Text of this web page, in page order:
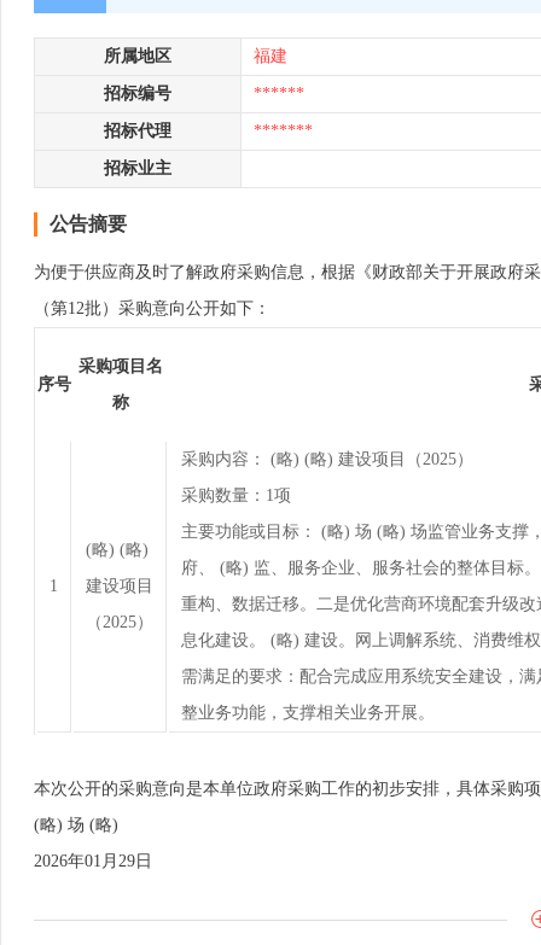
所属地区 福建
招标编号 ******
招标代理 *******
招标业主
公告摘要
为便于供应商及时了解政府采购信息，根据《财政部关于开展政府
（第12批）采购意向公开如下：
序号
采购项目名
称
1
(略) (略)
建设项目
（2025）
采购内容： (略) (略) 建设项目（2025）
采购数量：1项
主要功能或目标： (略) 场 (略) 场监管业务支撑
府、 (略) 监、服务企业、服务社会的整体目标
重构、数据迁移。二是优化营商环境配套升级
息化建设。 (略) 建设。网上调解系统、消费维
需满足的要求：配合完成应用系统安全建设，
整业务功能，支撑相关业务开展。
本次公开的采购意向是本单位政府采购工作的初步安排，具体采购
(略) 场 (略)
2026年01月29日